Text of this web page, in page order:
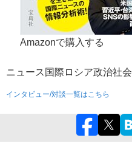
Amazonで購入する
ニュース 国際 ロシア政治社会
インタビュー/対談一覧はこちら